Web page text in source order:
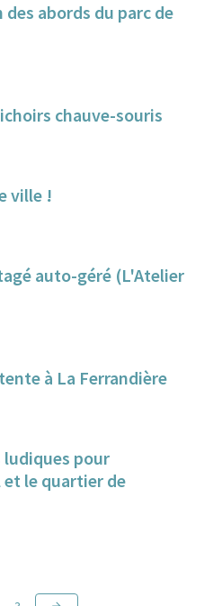
abords du parc de
chauve-souris
ville !
auto-géré (L'Atelier
à La Ferrandière
ludiques pour
et le quartier de